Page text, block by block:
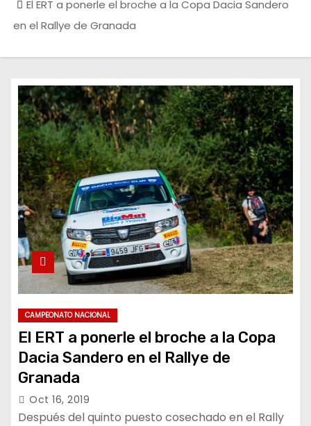
El ERT a ponerle el broche a la Copa Dacia Sandero
en el Rallye de Granada
CAMPEONATO NACIONAL
El ERT a ponerle el broche a la Copa
Dacia Sandero en el Rallye de
Granada
Oct 16, 2019
Después del quinto puesto cosechado en el Rally